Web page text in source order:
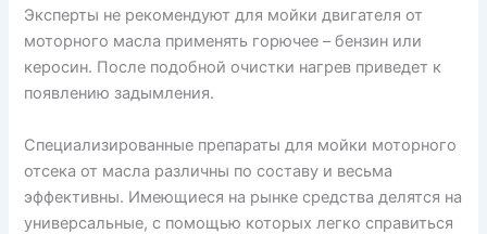
Эксперты не рекомендуют для мойки двигателя от
моторного масла применять горючее – бензин или
керосин. После подобной очистки нагрев приведет к
появлению задымления.
Специализированные препараты для мойки моторного
отсека от масла различны по составу и весьма
эффективны. Имеющиеся на рынке средства делятся на
универсальные, с помощью которых легко справиться